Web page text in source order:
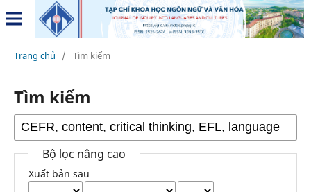
Trang chủ / Tìm kiếm
Tìm kiếm
Bộ lọc nâng cao
Xuất bản sau